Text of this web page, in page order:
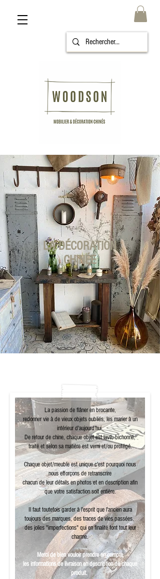
LA DÉCORATION
CHINÉE
La passion de flâner en brocante,
redonner vie à de vieux objets oubliés, les marier à un
intérieur d'aujourd'hui.
De retour de chine, chaque objet est lavé, bichonné,
traité et selon sa matière est verni et/ou protégé.
Chaque objet/meuble est unique c'est pourquoi nous
nousefforçons de retranscrire
chacun de leur détails enphotoset en description afin
que votre satisfaction soit entière.
Il faut toutefois garder à l'esprit que l'ancien aura
toujours des marques, des traces de vies passées,
des jolies "imperfections" qui en finalité font tout leur
charme.
Merci de bien vouloir prendre en compte
les informations de livraison en description de chaque
produit.